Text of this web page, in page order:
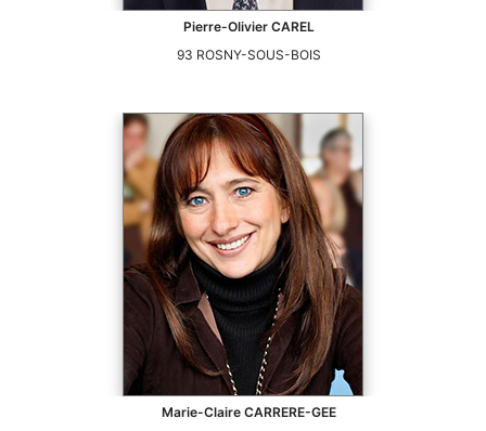
Pierre-Olivier CAREL
93 ROSNY-SOUS-BOIS
Marie-Claire CARRERE-GEE